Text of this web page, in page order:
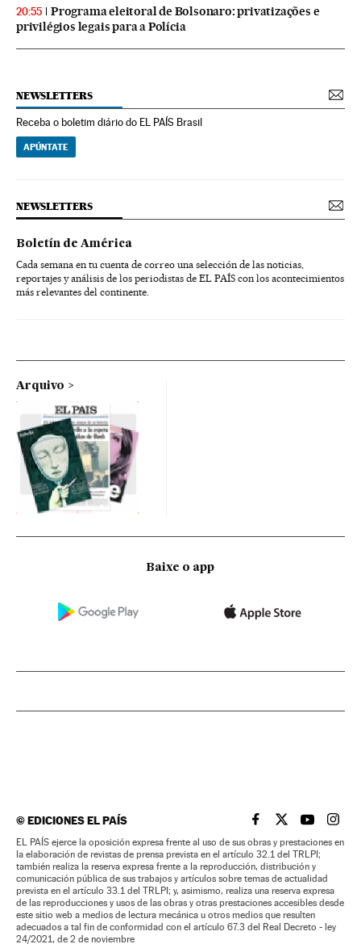
20:55
Programa eleitoral de Bolsonaro: privatizações e
privilégios legais para a Polícia
NEWSLETTERS
Receba o boletim diário do EL PAÍS Brasil
APÚNTATE
NEWSLETTERS
Boletín de América
Cada semana en tu cuenta de correo una selección de las noticias,
reportajes y análisis de los periodistas de EL PAÍS con los acontecimientos
más relevantes del continente.
Arquivo
Baixe o app
©EDICIONES EL PAÍS EL PAÍS BRASIL EN
EL PAÍSEL PAÍS
EL
EL PAÍS ejerce la oposición expresa frente al uso de sus obras y prestaciones en
la elaboración de revistas de prensa prevista en el artículo 32.1 del TRLPI;
también realiza la reserva expresa frente a la reproducción, distribución y
comunicación pública de sus trabajos y artículos sobre temas de actualidad
prevista en el artículo 33.1 del TRLPI; y, asimismo, realiza una reserva expresa
de las reproducciones y usos de las obras y otras prestaciones accesibles desde
este sitio web a medios de lectura mecánica u otros medios que resulten
adecuados a tal fin de conformidad con el artículo 67.3 del Real Decreto - ley
24/2021, de 2 de noviembre